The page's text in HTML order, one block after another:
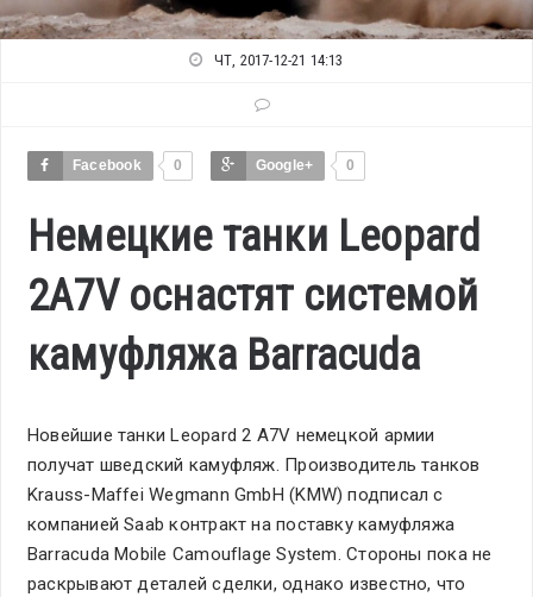
ЧТ, 2017-12-21 14:13
Facebook 0 Google+ 0
Немецкие танки Leopard
2A7V оснастят системой
камуфляжа Barracuda
Новейшие танки Leopard 2 A7V немецкой армии
получат шведский камуфляж. Производитель танков
Krauss-Maffei Wegmann GmbH (KMW) подписал с
компанией Saab контракт на поставку камуфляжа
Barracuda Mobile Camouflage System. Стороны пока не
раскрывают деталей сделки, однако известно, что